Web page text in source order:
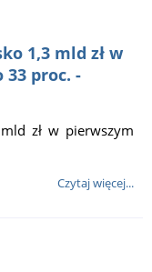
1,3 mld zł w
33 proc. -
zł w pierwszym
Czytaj więcej...